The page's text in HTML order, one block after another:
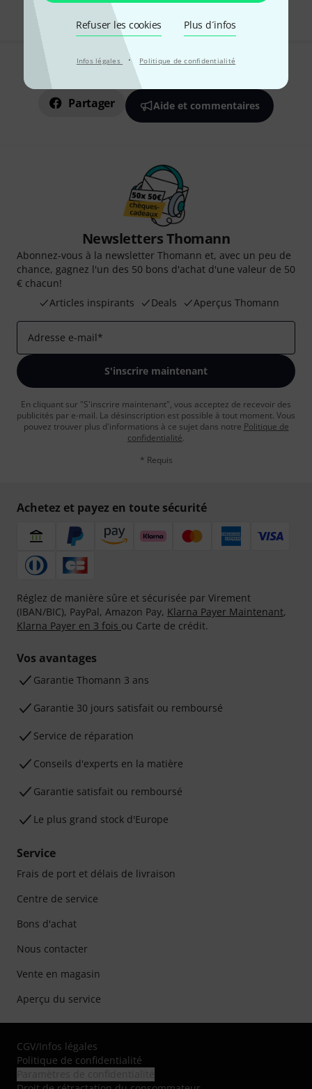
Refuser les cookies Plus d´infos
Infos légales · Politique de confidentialité
Aimez-vous ce que vous voyez ?
Partager Aide et commentaires
Newsletters Thomann
Abonnez-vous à la newsletter Thomann et, avec un peu de
chance, gagnez l'un des 50 bons d'achat d'une valeur de 50
€ chacun!
Articles inspirants
Deals Aperçus Thomann
Adresse e-mail*
S'inscrire maintenant
En cliquant sur "S'inscrire maintenant", vous acceptez de recevoir des
publicités par e-mail. La désinscription est possible à tout moment. Vous
pouvez trouver plus d'informations à ce sujet dans notre Politique de
confidentialité.
* Requis
Achetez et payez en toute sécurité
Réglez de manière sûre et sécurisée par Virement
(IBAN/BIC), PayPal, Amazon Pay, Klarna Payer Maintenant,
Klarna Payer en 3 fois ou Carte de crédit.
Vos avantages
Ga­ran­tie Thomann 3 ans
Garantie 30 jours satisfait ou remboursé
Service de réparation
Conseils d'experts en la matière
Garantie satisfait ou remboursé
Le plus grand stock d'Europe
Service
Frais de port et délais de livraison
Centre de service
Bons d'achat
Nous contacter
Vente en magasin
Aperçu du service
CGV/Infos légales
Politique de confidentialité